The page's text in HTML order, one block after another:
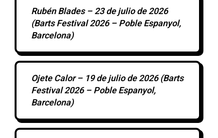
Rubén Blades – 23 de julio de 2026
(Barts Festival 2026 – Poble Espanyol,
Barcelona)
Ojete Calor – 19 de julio de 2026 (Barts
Festival 2026 – Poble Espanyol,
Barcelona)